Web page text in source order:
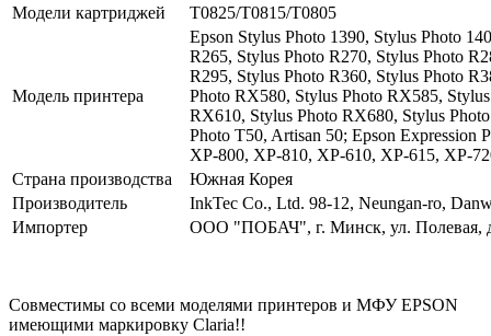
Модели картриджей
T0825/T0815/T0805
Модель принтера
Epson Stylus Photo 1390, Stylus Photo
R265, Stylus Photo R270, Stylus Photo
R295, Stylus Photo R360, Stylus Photo
Photo RX580, Stylus Photo RX585,
RX610, Stylus Photo RX680, Stylus
Photo T50, Artisan 50; Epson
XP-800, XP-810, XP-610, XP-615, XP-
Страна производства
Южная Корея
Производитель
InkTec Co., Ltd. 98-12, Neungan-ro,
Импортер
ООО "ПОБАЧ", г. Минск, ул. Полевая,
Совместимы со всеми моделями принтеров и МФУ EPSON
имеющими маркировку Claria!!